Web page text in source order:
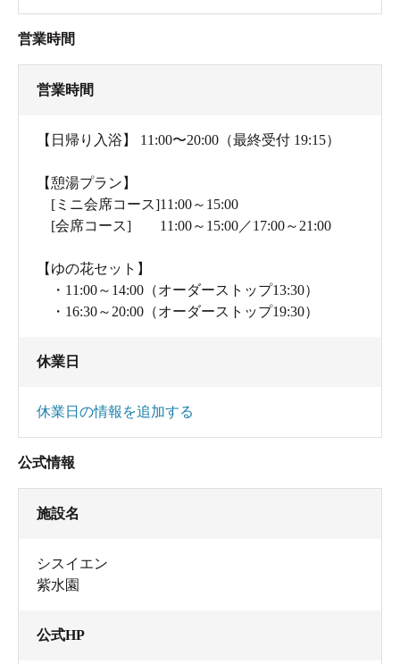
営業時間
営業時間
【日帰り入浴】 11:00〜20:00（最終受付 19:15）
【憩湯プラン】
[ミニ会席コース]11:00～15:00
[会席コース] 11:00～15:00／17:00～21:00
【ゆの花セット】
・11:00～14:00（オーダーストップ13:30）
・16:30～20:00（オーダーストップ19:30）
休業日
休業日の情報を追加する
公式情報
施設名
シスイエン
紫水園
公式HP